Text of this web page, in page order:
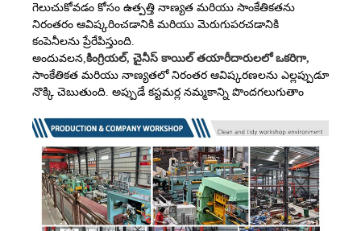
గెలుచుకోవడం కోసం ఉత్పత్తి నాణ్యత మరియు సాంకేతికతను
నిరంతరం ఆవిష్కరించడానికి మరియు మెరుగుపరచడానికి
కంపెనీలను ప్రేరేపిస్తుంది.
అందువలన, కింగ్రియల్, చైనీస్ కాయిల్ తయారీదారులలో ఒకరిగా,
సాంకేతికత మరియు నాణ్యతలో నిరంతర ఆవిష్కరణలను ఎల్లప్పుడూ
నొక్కి చెబుతుంది. అప్పుడే కస్టమర్ల నమ్మకాన్ని పొందగలుగుతాం